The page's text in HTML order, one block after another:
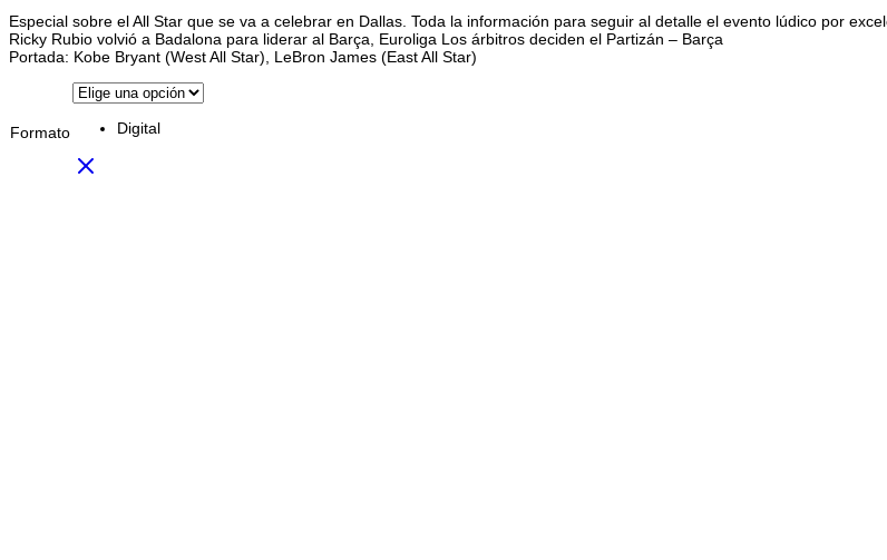
Especial sobre el All Star que se va a celebrar en Dallas. Toda la información para seguir al detalle el evento lúdico por
Ricky Rubio volvió a Badalona para liderar al Barça, Euroliga Los árbitros deciden el Partizán – Barça
Portada: Kobe Bryant (West All Star), LeBron James (East All Star)
Formato Digital